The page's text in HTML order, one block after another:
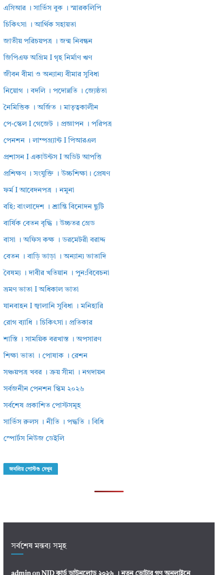
এসিআর । সার্ভিস বুক । স্মারকলিপি
চিকিৎসা । আর্থিক সহায়তা
জাতীয় পরিচয়পত্র । জন্ম নিবন্ধন
জিপিএফ অগ্রিম I গৃহ নির্মাণ ঋণ
জীবন বীমা ও অন্যান্য বীমার সুবিধা
নিয়োগ । বদলি । পদোন্নতি । জ্যেষ্ঠতা
নৈমিত্তিক । অর্জিত । মাতৃত্বকালীন
পে-স্কেল I গেজেট । প্রজ্ঞাপন । পরিপত্র
পেনশন । লাম্পগ্র্যান্ট I পিআরএল
প্রশাসন I একাউন্টস I অডিট আপত্তি
প্রশিক্ষণ । সংযুক্তি । উচ্চশিক্ষা। প্রেষণ
ফর্ম I আবেদনপত্র । নমুনা
বহি: বাংলাদেশ । শ্রান্তি বিনোদন ছুটি
বার্ষিক বেতন বৃদ্ধি । উচ্চতর গ্রেড
বাসা । অফিস কক্ষ । ডরমেটরী বরাদ্দ
বেতন । বাড়ি ভাড়া । অন্যান্য ভাতাদি
বৈষম্য । দাবীর খতিয়ান । পুন:বিবেচনা
ভ্রমণ ভাতা I অধিকাল ভাতা
যানবাহন I জ্বালানি সুবিধা । মনিহারি
রোগ ব্যাধি । চিকিৎসা। প্রতিকার
শাস্তি । সাময়িক বরখাস্ত । অপসারণ
শিক্ষা ভাতা । পোষাক । রেশন
সঞ্চয়পত্র খবর । ক্রয় সীমা । নগদায়ন
সর্বজনীন পেনশন স্কিম ২০২৬
সর্বশেষ প্রকাশিত পোস্টসমূহ
সার্ভিস রুলস । নীতি । পদ্ধতি । বিধি
স্পোর্টস নিউজ ডেইলি
জনপ্রিয় পোস্টগু দেখুন
সর্বশেষ মন্তব্য সমূহ
adminon NID কার্ড ডাউনলোড ২০২৬ । নতুন ভোটার গণ অনলাইনে